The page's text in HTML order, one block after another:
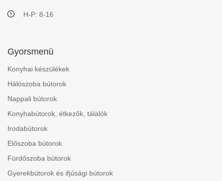
H-P: 8-16
Gyorsmenü
Konyhai készülékek
Hálószoba bútorok
Nappali bútorok
Konyhabútorok, étkezők, tálalók
Irodabútorok
Előszoba bútorok
Fürdőszoba bútorok
Gyerekbútorok és ifjúsági bútorok